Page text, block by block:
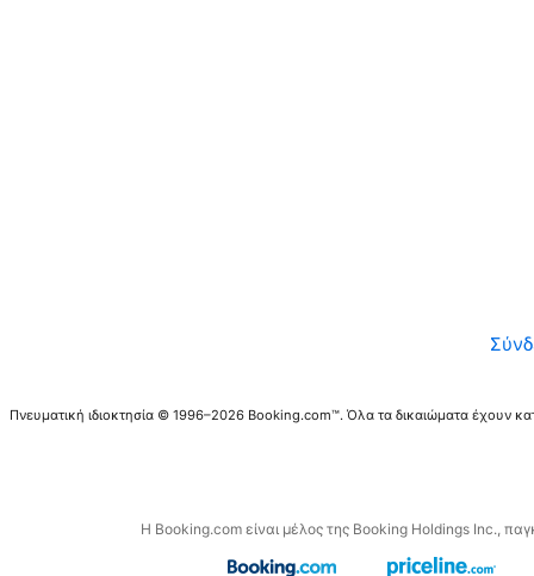
Πνευματική ιδιοκτησία © 1996–2026 Booking.com™. Όλα τα δικαιώματα έχουν
Η Booking.com είναι μέλος της Booking Holdings Inc.,